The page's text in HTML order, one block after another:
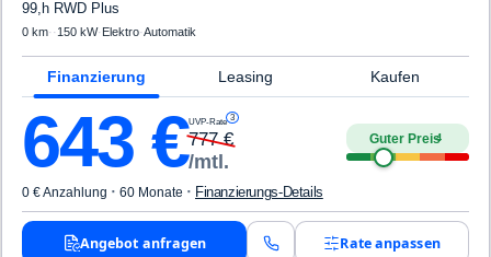
99,h RWD Plus
0 km· · 150 kW· Elektro·Automatik
Finanzierung Leasing Kaufen
643 €UVP-Rate 3
777€
/mtl.
Guter Preis4
0 € Anzahlung · 60 Monate · Finanzierungs-Details
Angebot anfragen Rate anpassen